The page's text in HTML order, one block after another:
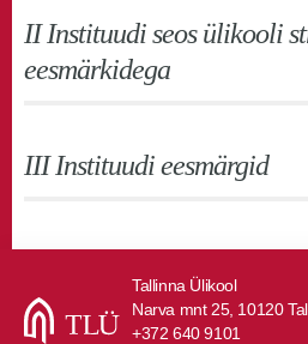
II Instituudi seos ülikooli
eesmärkidega
III Instituudi eesmärgid
Tallinna Ülikool
Narva mnt 25, 10120
+372 640 9101